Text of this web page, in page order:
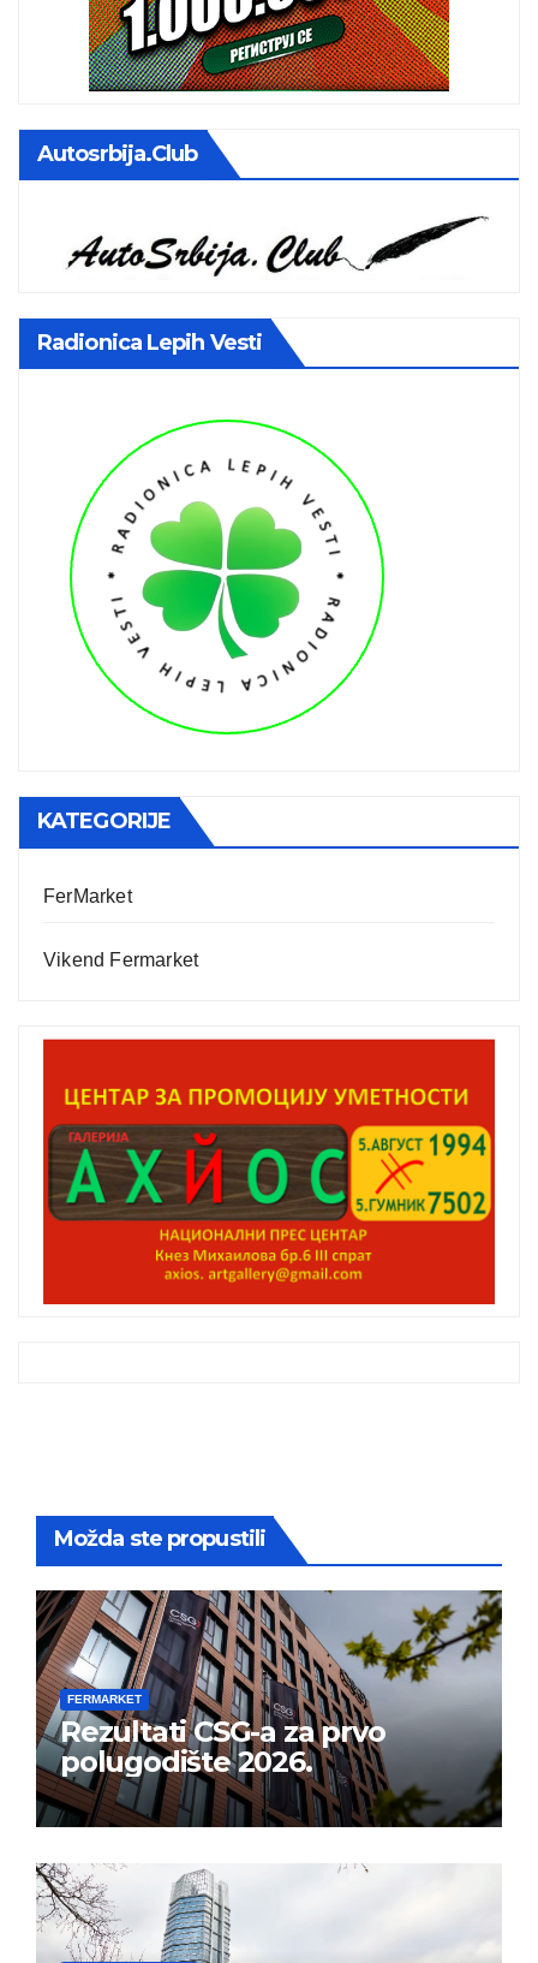
Autosrbija.club
Radionica Lepih Vesti
KATEGORIJE
FerMarket
Vikend Fermarket
Možda ste propustili
FERMARKET
Rezultati CSG-a za prvo
polugodište 2026.